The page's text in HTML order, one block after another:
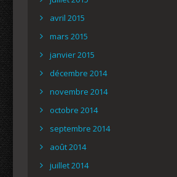
avril 2015
mars 2015
janvier 2015
décembre 2014
novembre 2014
octobre 2014
septembre 2014
août 2014
juillet 2014